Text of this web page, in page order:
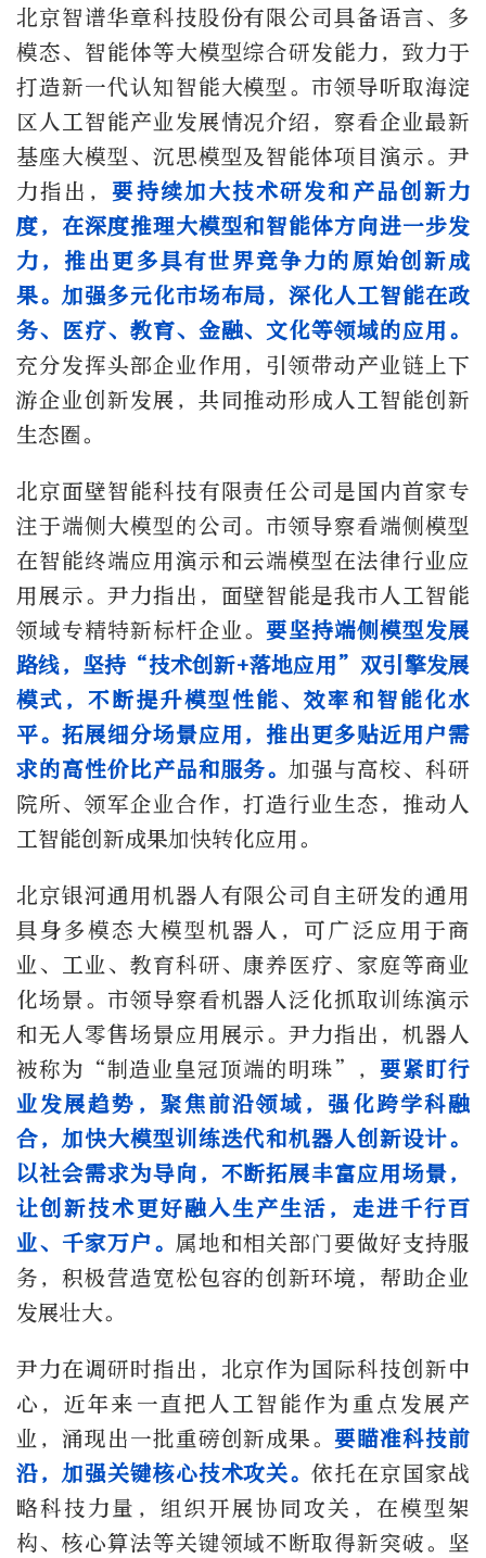
北京智谱华章科技股份有限公司具备语言、多
模态、智能体等大模型综合研发能力，致力于
打造新一代认知智能大模型。市领导听取海淀
区人工智能产业发展情况介绍，察看企业最新
基座大模型、沉思模型及智能体项目演示。尹
力指出， 要持续加大技术研发和产品创新力
度，在深度推理大模型和智能体方向进一步发
力，推出更多具有世界竞争力的原始创新成
果。加强多元化市场布局，深化人工智能在政
务、医疗、教育、金融、文化等领域的应用。
充分发挥头部企业作用，引领带动产业链上下
游企业创新发展，共同推动形成人工智能创新
生态圈。
北京面壁智能科技有限责任公司是国内首家专
注于端侧大模型的公司。市领导察看端侧模型
在智能终端应用演示和云端模型在法律行业应
用展示。尹力指出，面壁智能是我市人工智能
领域专精特新标杆企业。 要坚持端侧模型发展
路线，坚持“技术创新+落地应用”双引擎发展
模式，不断提升模型性能、效率和智能化水
平。拓展细分场景应用，推出更多贴近用户需
求的高性价比产品和服务。 加强与高校、科研
院所、领军企业合作，打造行业生态，推动人
工智能创新成果加快转化应用。
北京银河通用机器人有限公司自主研发的通用
具身多模态大模型机器人，可广泛应用于商
业、工业、教育科研、康养医疗、家庭等商业
化场景。市领导察看机器人泛化抓取训练演示
和无人零售场景应用展示。尹力指出，机器人
被称为“制造业皇冠顶端的明珠”， 要紧盯行
业发展趋势，聚焦前沿领域，强化跨学科融
合，加快大模型训练迭代和机器人创新设计。
以社会需求为导向，不断拓展丰富应用场景，
让创新技术更好融入生产生活，走进千行百
业、千家万户。 属地和相关部门要做好支持服
务，积极营造宽松包容的创新环境，帮助企业
发展壮大。
尹力在调研时指出，北京作为国际科技创新中
心，近年来一直把人工智能作为重点发展产
业，涌现出一批重磅创新成果。 要瞄准科技前
沿，加强关键核心技术攻关。依托在京国家战
略科技力量，组织开展协同攻关，在模型架
构、核心算法等关键领域不断取得新突破。坚